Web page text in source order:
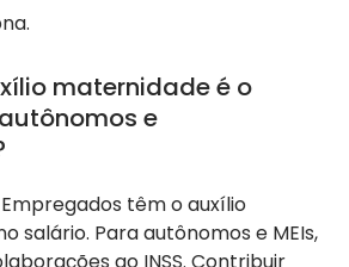
maternidade é o
e
têm o auxílio
salário. Para autônomos e MEIs,